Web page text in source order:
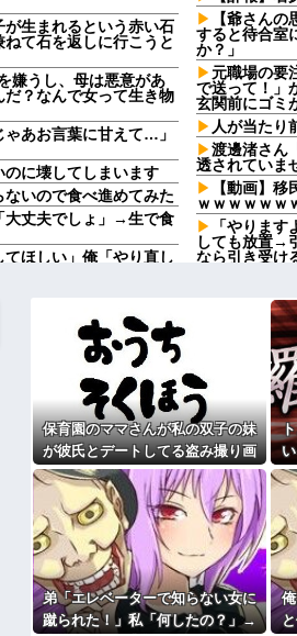
生まれるという赤い石
て石を返しに行こうと
嫌うし、母は悪意があ
？なんで女って生き物
あお言葉に甘えて…」
に壊してしまいます
いので食べ進めてみた
大丈夫でしょ」→生で食
ほしい」俺「やり直し
快になる。この責任を
コレは普通じゃね？w
円突破が確実にｗｗｗｗ
る、男はどうやって耐え
に植えた→20年経って
とフリンしたのよ！」私
果…
」俺「してないよ」←姉
が・・・
バすぎるｗｗｗｗｗｗ
ママ『そこに金庫があっ
【爺さん
すると待合室
か？」
元職場の要
で送って！」
玄関前にゴミ
人が当たり
渡邊渚さん
透されていま
【動画】
ｗｗｗｗｗｗ
「やりま
しても放置→
なら引き受け
先生から
言ってたの
釣りに行
ドソープの匂
パートの
す」って熱弁
【衝撃】川
つかない代償
サンダース
母が兄一家
母さんいる？
ダメなんだよ
盆正月に夫
実家を早々
こと。女は許
【切実】夫
主な税金の
保育園のママさんが私の双子の妹
が彼氏とデートしてる盗み撮り画
像を見せて「あとはわかるよね？
とりあえず5万を家に持ってきて」
と脅してきた
弟「エレベーターで知らない女に
蹴られた！」私「何したの？」→